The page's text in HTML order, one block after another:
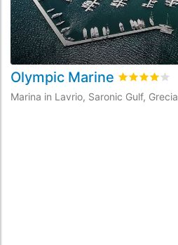
Olympic Marine Valutato4
Marina in Lavrio, Saronic Gulf, Grecia